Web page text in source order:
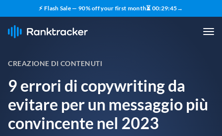
⚡ Flash Sale — 90% off your first month⏳ 00:29:43→
CREAZIONE DI CONTENUTI
9 errori di copywriting da
evitare per un messaggio più
convincente nel 2023